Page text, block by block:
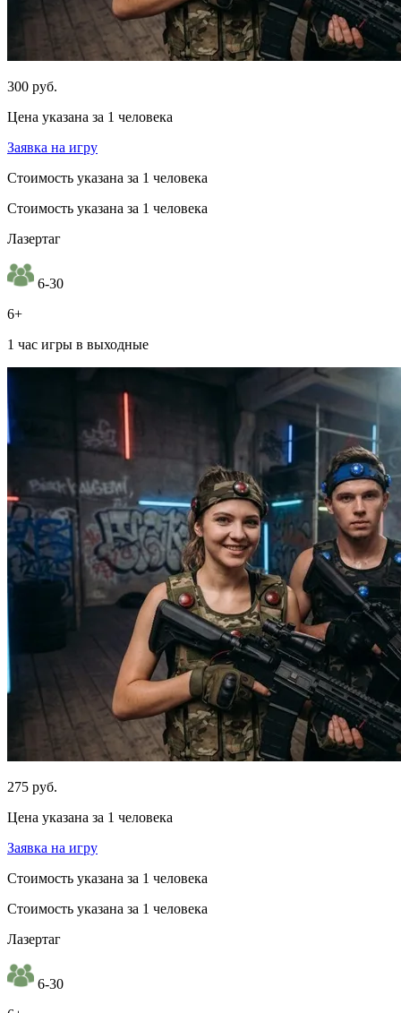
300 руб.
Цена указана за 1 человека
Заявка на игру
Стоимость указана за 1 человека
Стоимость указана за 1 человека
Лазертаг
6-30
6+
1 час игры в выходные
275 руб.
Цена указана за 1 человека
Заявка на игру
Стоимость указана за 1 человека
Стоимость указана за 1 человека
Лазертаг
6-30